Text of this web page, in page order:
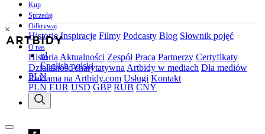
Kup
Sprzedaj
Odkrywaj
Historie Inspiracje Filmy Podcasty Blog Słownik pojęć
O nas
Historia Aktualności Zespół Praca Partnerzy Certyfikaty
Działalność charytatywna Artbidy w mediach Dla mediów
Reklama na Artbidy.com Usługi Kontakt
×
pl
Englishpolski
PLN
PLN EUR USD GBP RUB CNY